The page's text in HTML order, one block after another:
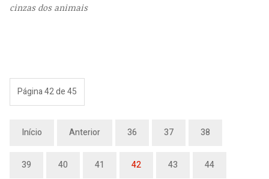
cinzas dos animais
Página 42 de 45
Início Anterior 36 37 38
39 40 41 42 43 44